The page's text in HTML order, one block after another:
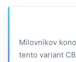
Milovníkov
tento variant